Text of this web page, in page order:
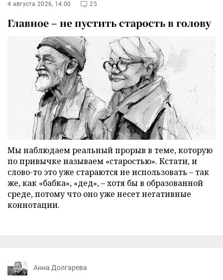
4 августа 2026, 14:00 25
Главное – не пустить старость в голову
Мы наблюдаем реальный прорыв в теме, которую
по привычке называем «старостью». Кстати, и
слово-то это уже стараются не использовать – так
же, как «бабка», «дед», – хотя бы в образованной
среде, потому что оно уже несет негативные
коннотации.
Анна Долгарева